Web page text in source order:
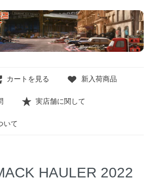
カートを見る 新入荷商品
実店舗に関して
いて
HAULER 2022